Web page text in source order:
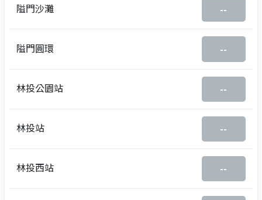
隘門沙灘 --
隘門圓環 --
林投公園站 --
林投站 --
林投西站 --